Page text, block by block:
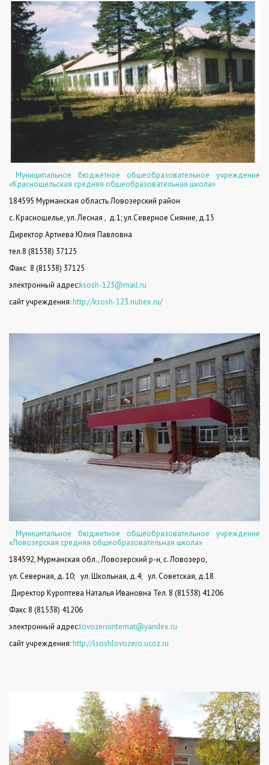
Муниципальное бюджетное общеобразовательное учреждение
«Краснощельская средняя общеобразовательная школа»
184595 Мурманская область Ловозерский район
с. Краснощелье, ул. Лесная , д.1; ул.Северное Сияние, д.15
Директор Артиева Юлия Павловна
тел.8 (81538) 37125
Факс 8 (81538) 37125
электронный адрес:ksosh-123@mail.ru
сайт учреждения:http://ksosh-123.nubex.ru/
Муниципальное бюджетное общеобразовательное учреждение
«Ловозерская средняя общеобразовательная школа»
184592, Мурманская обл., Ловозерский р-н, с. Ловозеро,
ул. Северная, д. 10; ул. Школьная, д.4; ул. Советская, д.18
Директор Куроптева Наталья Ивановна Тел. 8 (81538) 41206
Факс 8 (81538) 41206
электронный адрес:lovozerointernat@yandex.ru
сайт учреждения:http://lsoshlovozero.ucoz.ru